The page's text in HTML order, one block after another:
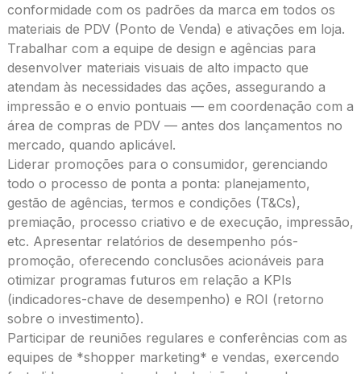
conformidade com os padrões da marca em todos os
materiais de PDV (Ponto de Venda) e ativações em loja.
Trabalhar com a equipe de design e agências para
desenvolver materiais visuais de alto impacto que
atendam às necessidades das ações, assegurando a
impressão e o envio pontuais — em coordenação com a
área de compras de PDV — antes dos lançamentos no
mercado, quando aplicável.
Liderar promoções para o consumidor, gerenciando
todo o processo de ponta a ponta: planejamento,
gestão de agências, termos e condições (T&Cs),
premiação, processo criativo e de execução, impressão,
etc. Apresentar relatórios de desempenho pós-
promoção, oferecendo conclusões acionáveis ​​para
otimizar programas futuros em relação a KPIs
(indicadores-chave de desempenho) e ROI (retorno
sobre o investimento).
Participar de reuniões regulares e conferências com as
equipes de *shopper marketing* e vendas, exercendo